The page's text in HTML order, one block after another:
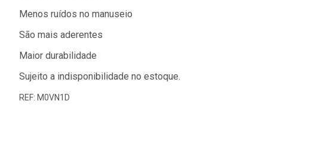
Menos ruídos no manuseio
São mais aderentes
Maior durabilidade
Sujeito a indisponibilidade no estoque.
REF: M0VN1D